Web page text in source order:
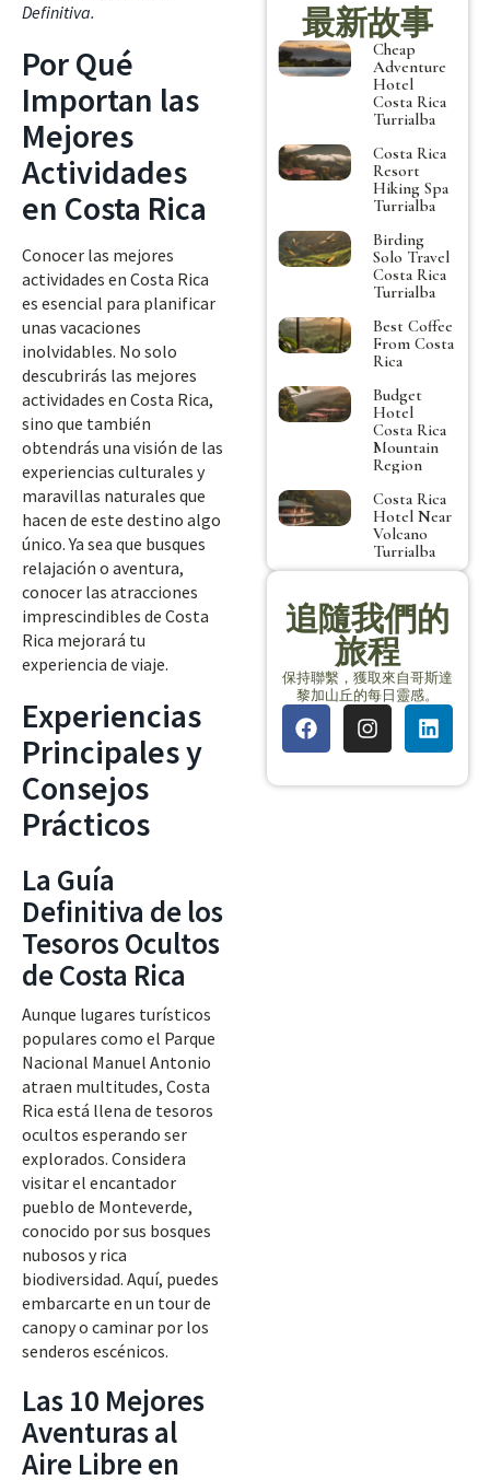
Definitiva.
Por Qué
Importan las
Mejores
Actividades
en Costa Rica
Conocer las mejores
actividades en Costa Rica
es esencial para planificar
unas vacaciones
inolvidables. No solo
descubrirás las mejores
actividades en Costa Rica,
sino que también
obtendrás una visión de las
experiencias culturales y
maravillas naturales que
hacen de este destino algo
único. Ya sea que busques
relajación o aventura,
conocer las atracciones
imprescindibles de Costa
Rica mejorará tu
experiencia de viaje.
Experiencias
Principales y
Consejos
Prácticos
La Guía
Definitiva de los
Tesoros Ocultos
de Costa Rica
Aunque lugares turísticos
populares como el Parque
Nacional Manuel Antonio
atraen multitudes, Costa
Rica está llena de tesoros
ocultos esperando ser
explorados. Considera
visitar el encantador
pueblo de Monteverde,
conocido por sus bosques
nubosos y rica
biodiversidad. Aquí, puedes
embarcarte en un tour de
canopy o caminar por los
senderos escénicos.
Las 10 Mejores
Aventuras al
Aire Libre en
最新故事
Cheap
Adventure
Hotel
Costa Rica
Turrialba
Costa Rica
Resort
Hiking Spa
Turrialba
Birding
Solo Travel
Costa Rica
Turrialba
Best Coffee
From Costa
Rica
Budget
Hotel
Costa Rica
Mountain
Region
Costa Rica
Hotel Near
Volcano
Turrialba
追隨我們的
旅程
保持聯繫，獲取來自哥斯達
黎加山丘的每日靈感。